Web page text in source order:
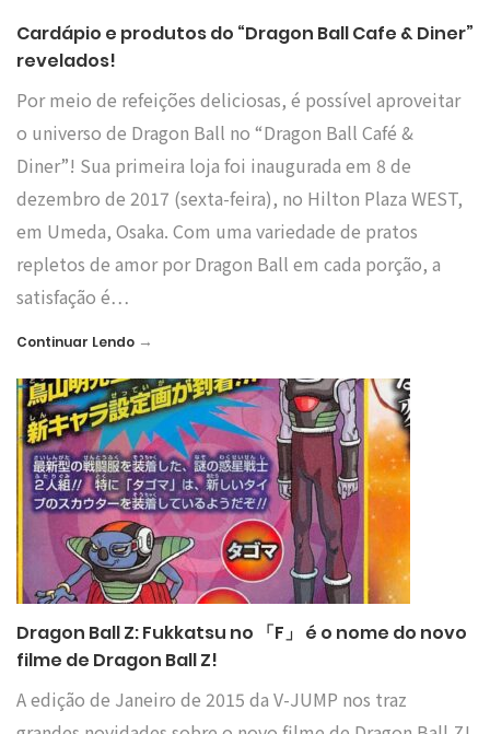
Cardápio e produtos do “Dragon Ball Cafe & Diner”
revelados!
Por meio de refeições deliciosas, é possível aproveitar
o universo de Dragon Ball no “Dragon Ball Café &
Diner”! Sua primeira loja foi inaugurada em 8 de
dezembro de 2017 (sexta-feira), no Hilton Plaza WEST,
em Umeda, Osaka. Com uma variedade de pratos
repletos de amor por Dragon Ball em cada porção, a
satisfação é…
Continuar Lendo →
Dragon Ball Z: Fukkatsu no 「F」 é o nome do novo
filme de Dragon Ball Z!
A edição de Janeiro de 2015 da V-JUMP nos traz